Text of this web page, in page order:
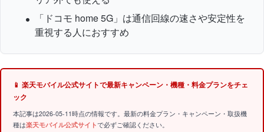
「ドコモ home 5G」は通信回線の速さや安定性を
重視する人におすすめ
📱 楽天モバイル公式サイトで最新キャンペーン・機種・料金プランをチェ
ック
本記事は2026-05-11時点の情報です。最新の料金プラン・キャンペーン・取扱機
種は楽天モバイル公式サイトで必ずご確認ください。